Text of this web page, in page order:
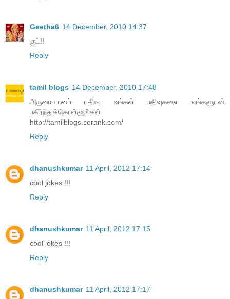
Geetha6 14 December, 2010 14:37
குட்!!
Reply
tamil blogs 14 December, 2010 17:48
அருமையானப் பதிவு. உங்கள் பதிவுகளை எங்களுடன்
பகிர்ந்துக்கொள்ளுங்கள்.
http://tamilblogs.corank.com/
Reply
dhanushkumar 11 April, 2012 17:14
cool jokes !!!
Reply
dhanushkumar 11 April, 2012 17:15
cool jokes !!!
Reply
dhanushkumar 11 April, 2012 17:17